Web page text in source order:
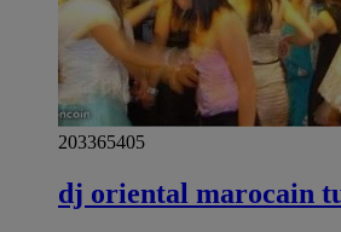
203365405
dj oriental marocain